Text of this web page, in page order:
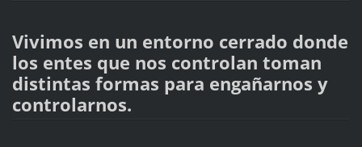
Vivimos en un entorno cerrado donde
los entes que nos controlan toman
distintas formas para engañarnos y
controlarnos.